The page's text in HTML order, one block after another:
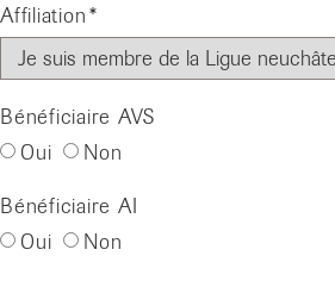
Affiliation
Bénéficiaire AVS
Oui
Non
Bénéficiaire AI
Oui
Non